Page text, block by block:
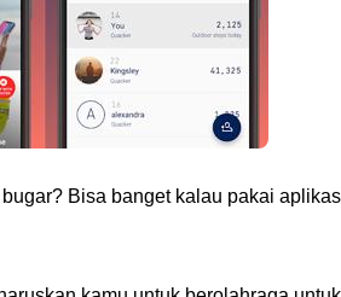
Bisa banget kalau pakai